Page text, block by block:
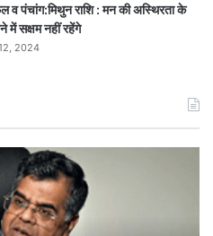
व पंचांग:मिथुन राशि : मन की अस्थिरता के
सक्षम नहीं रहेंगे
2024